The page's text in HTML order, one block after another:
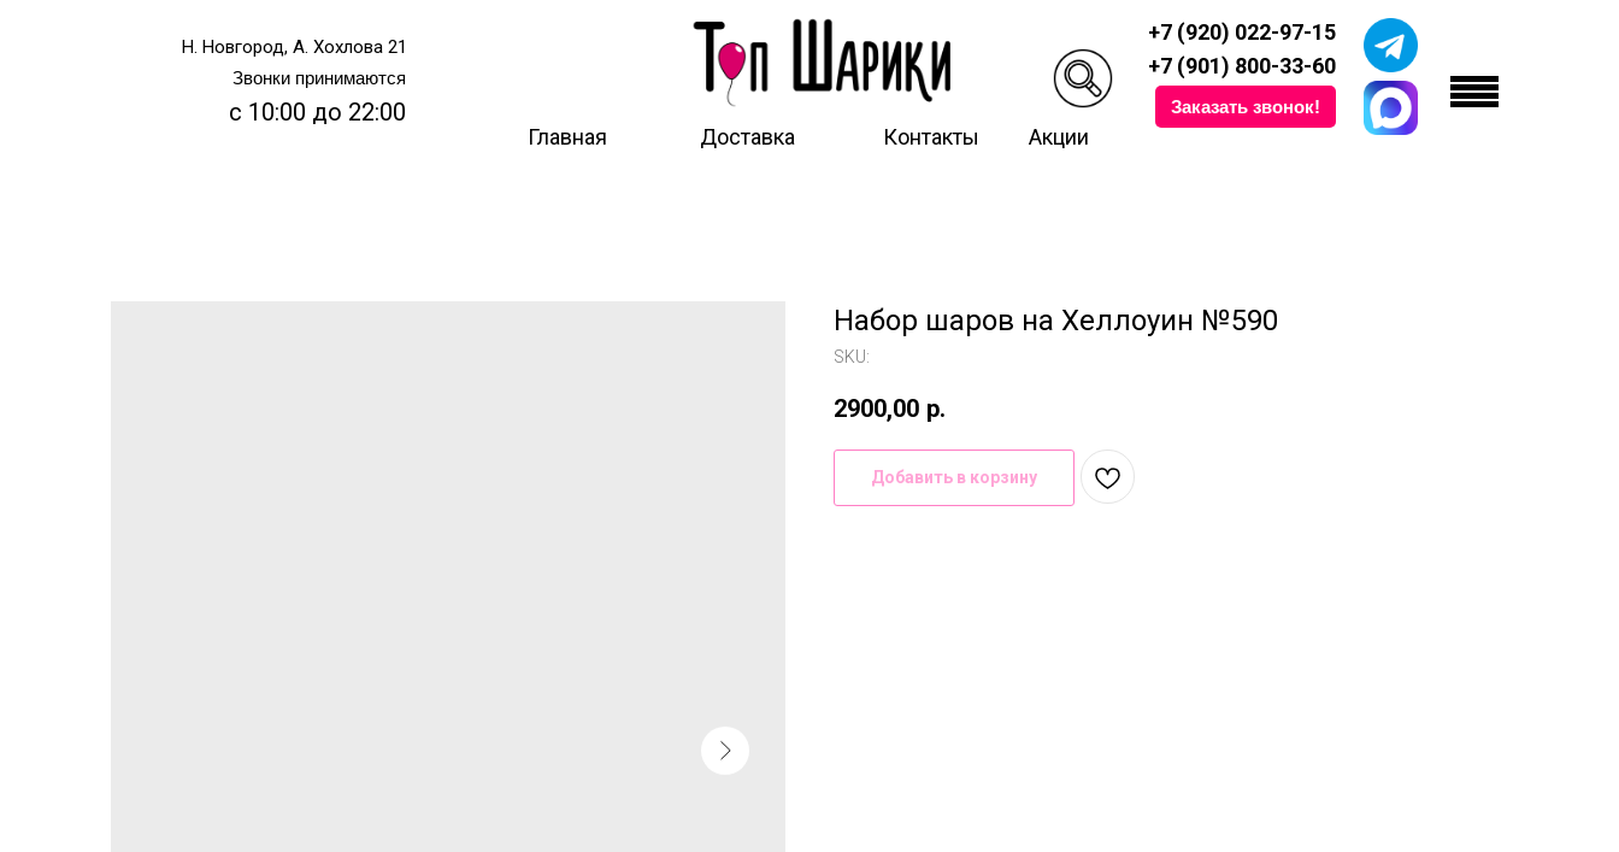
+7 (901) 800-33-60
+7 (920) 022-97-15
Заказать звонок!
Н. Новгород, А. Хохлова 21
Доставка
Звонки принимаются
с 10:00 до 22:00
Контакты Акции
Главная
Набор шаров на Хеллоуин №590
SKU:
2900,00 р.
Добавить в корзину